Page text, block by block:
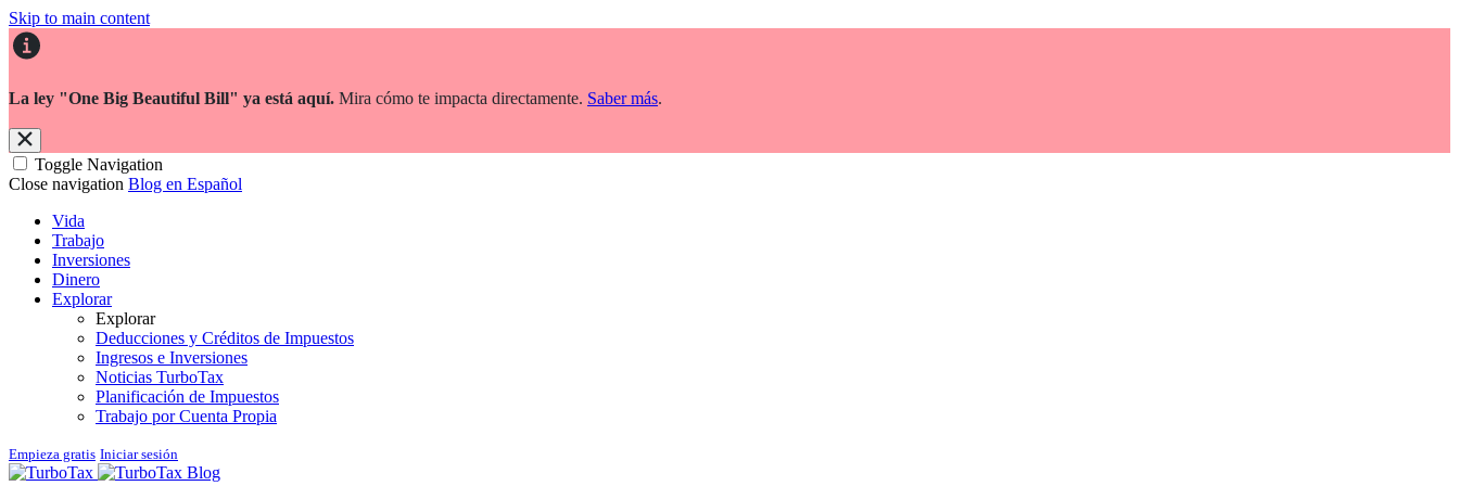
Skip to main content
La ley "One Big Beautiful Bill" ya está aquí. Mira cómo te impacta directamente. Saber más.
Toggle Navigation
Close navigation Blog en Español
Vida
Trabajo
Inversiones
Dinero
Explorar
Explorar
Deducciones y Créditos de Impuestos
Ingresos e Inversiones
Noticias TurboTax
Planificación de Impuestos
Trabajo por Cuenta Propia
Empieza gratis Iniciar sesión
Blog